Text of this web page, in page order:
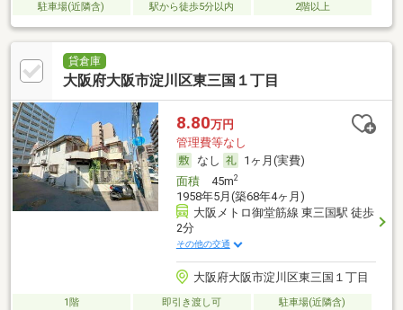
駐車場(近隣含) 駅から徒歩5分以内 2階以上
貸倉庫
大阪府大阪市淀川区東三国１丁目
8.80万円
管理費等なし
なし
1ヶ月(実費)
面積45m2
1958年5月(築68年4ヶ月)
大阪メトロ御堂筋線 東三国駅 徒歩
2分
その他の交通
大阪府大阪市淀川区東三国１丁目
1階 即引き渡し可
駐車場(近隣含)